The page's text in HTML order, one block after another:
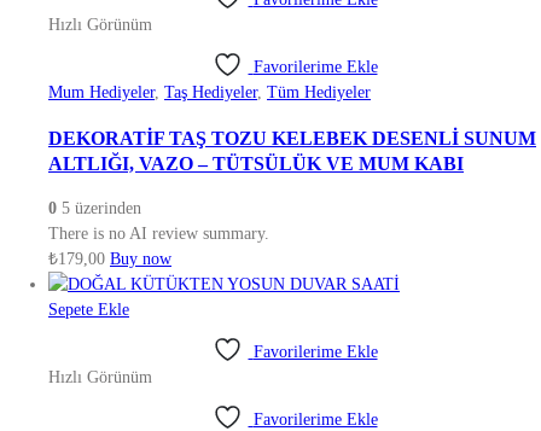
Hızlı Görünüm
Favorilerime Ekle
Mum Hediyeler, Taş Hediyeler, Tüm Hediyeler
DEKORATİF TAŞ TOZU KELEBEK DESENLİ SUNUM
ALTLIĞI, VAZO – TÜTSÜLÜK VE MUM KABI
0 5 üzerinden
There is no AI review summary.
₺179,00 Buy now
Sepete Ekle
Favorilerime Ekle
Hızlı Görünüm
Favorilerime Ekle